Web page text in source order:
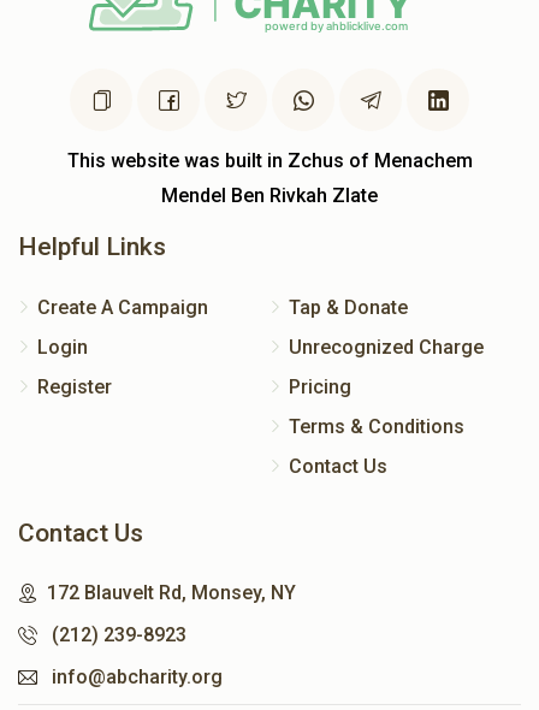
This website was built in Zchus of Menachem
Mendel Ben Rivkah Zlate
Helpful Links
Create A Campaign
Login
Register
Tap & Donate
Unrecognized Charge
Pricing
Terms & Conditions
Contact Us
Contact Us
172 Blauvelt Rd, Monsey, NY
(212) 239-8923
info@abcharity.org